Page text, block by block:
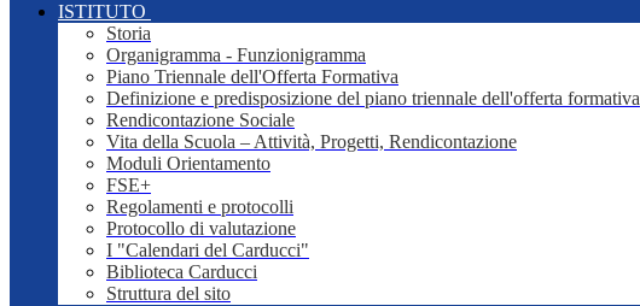
ISTITUTO
Storia
Organigramma - Funzionigramma
Piano Triennale dell'Offerta Formativa
Definizione e predisposizione del piano triennale dell'offerta formativa
Rendicontazione Sociale
Vita della Scuola – Attività, Progetti, Rendicontazione
Moduli Orientamento
FSE+
Regolamenti e protocolli
Protocollo di valutazione
I "Calendari del Carducci"
Biblioteca Carducci
Struttura del sito